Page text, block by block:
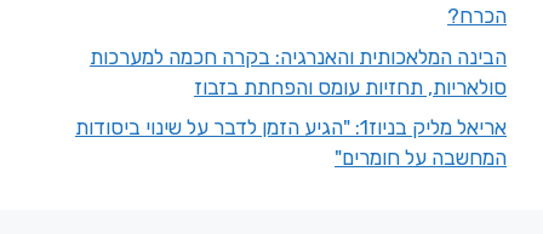
הכרח?
הבינה המלאכותית והאנרגיה: בקרה חכמה למערכות
סולאריות, תחזיות עומס והפחתת בזבוז
אריאל מליק בניוז1: "הגיע הזמן לדבר על שינוי ביסודות
המחשבה על חומרים"